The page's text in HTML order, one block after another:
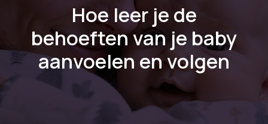
Hoe leer je de
behoeften van je baby
aanvoelen en volgen